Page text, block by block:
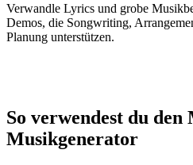
Verwandle Lyrics und grobe
Demos, die Songwriting,
Planung unterstützen.
So verwendest du
Musikgenerator